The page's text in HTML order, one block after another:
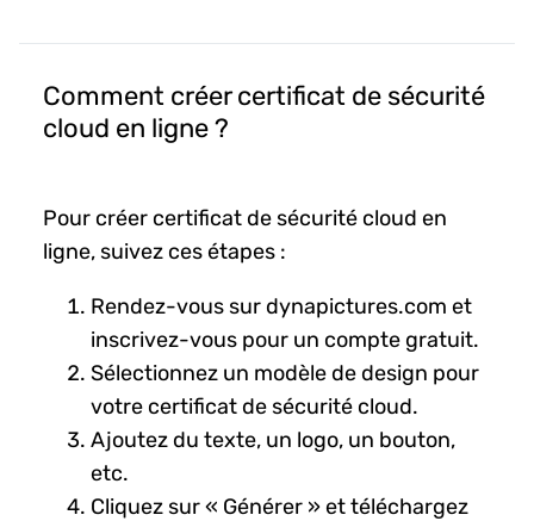
Comment créer certificat de sécurité
cloud en ligne ?
Pour créer certificat de sécurité cloud en
ligne, suivez ces étapes :
Rendez-vous sur dynapictures.com et
inscrivez-vous pour un compte gratuit.
Sélectionnez un modèle de design pour
votre certificat de sécurité cloud.
Ajoutez du texte, un logo, un bouton,
etc.
Cliquez sur « Générer » et téléchargez